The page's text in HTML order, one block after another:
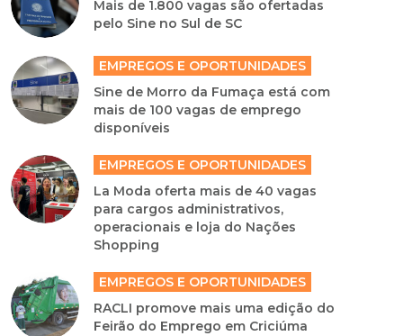
Mais de 1.800 vagas são ofertadas
pelo Sine no Sul de SC
EMPREGOS E OPORTUNIDADES
Sine de Morro da Fumaça está com
mais de 100 vagas de emprego
disponíveis
EMPREGOS E OPORTUNIDADES
La Moda oferta mais de 40 vagas
para cargos administrativos,
operacionais e loja do Nações
Shopping
EMPREGOS E OPORTUNIDADES
RACLI promove mais uma edição do
Feirão do Emprego em Criciúma